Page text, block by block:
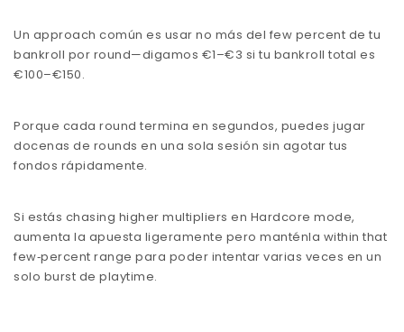
Un approach común es usar no más del few percent de tu
bankroll por round—digamos €1–€3 si tu bankroll total es
€100–€150.
Porque cada round termina en segundos, puedes jugar
docenas de rounds en una sola sesión sin agotar tus
fondos rápidamente.
Si estás chasing higher multipliers en Hardcore mode,
aumenta la apuesta ligeramente pero manténla within that
few‑percent range para poder intentar varias veces en un
solo burst de playtime.